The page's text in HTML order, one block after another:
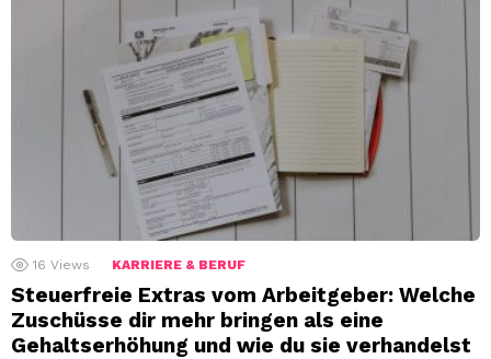
16 Views KARRIERE & BERUF
Steuerfreie Extras vom Arbeitgeber: Welche
Zuschüsse dir mehr bringen als eine
Gehaltserhöhung und wie du sie verhandelst